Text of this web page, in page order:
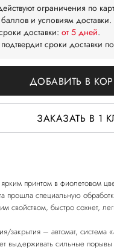
ограничения по
и условиям доставки.
доставки: от 5 дней.
сроки доставки
ДОБАВИТЬ В
ЗАКАЗАТЬ В 1
принтом в фиолетовом
прошла специальную
свойством, быстро сохнет,
закрытия – автомат, система
выдерживать сильные порывы